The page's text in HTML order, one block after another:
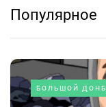
Популярное
БОЛЬШОЙ